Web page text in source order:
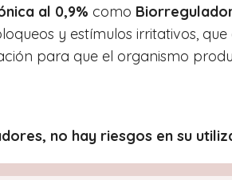
al 0,9% como
y estímulos irritativos,
para que el organismo
no hay riesgos en su